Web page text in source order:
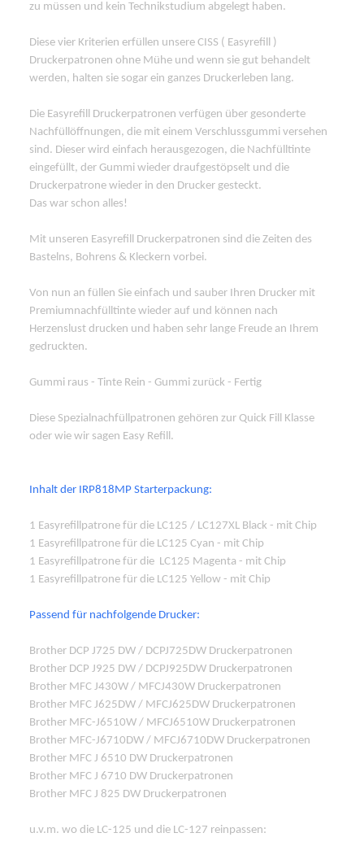
zu müssen und kein Technikstudium abgelegt haben.
Diese vier Kriterien erfüllen unsere CISS ( Easyrefill )
Druckerpatronen ohne Mühe und wenn sie gut behandelt
werden, halten sie sogar ein ganzes Druckerleben lang.
Die Easyrefill Druckerpatronen verfügen über gesonderte
Nachfüllöffnungen, die mit einem Verschlussgummi versehen
sind. Dieser wird einfach herausgezogen, die Nachfülltinte
eingefüllt, der Gummi wieder draufgestöpselt und die
Druckerpatrone wieder in den Drucker gesteckt.
Das war schon alles!
Mit unseren Easyrefill Druckerpatronen sind die Zeiten des
Bastelns, Bohrens & Kleckern vorbei.
Von nun an füllen Sie einfach und sauber Ihren Drucker mit
Premiumnachfülltinte wieder auf und können nach
Herzenslust drucken und haben sehr lange Freude an Ihrem
gedruckten.
Gummi raus - Tinte Rein - Gummi zurück - Fertig
Diese Spezialnachfüllpatronen gehören zur Quick Fill Klasse
oder wie wir sagen Easy Refill.
Inhalt der IRP818MP Starterpackung:
1 Easyrefillpatrone für die LC125 / LC127XL Black - mit Chip
1 Easyrefillpatrone für die LC125 Cyan - mit Chip
1 Easyrefillpatrone für die LC125 Magenta - mit Chip
1 Easyrefillpatrone für die LC125 Yellow - mit Chip
Passend für nachfolgende Drucker:
Brother DCP J725 DW / DCPJ725DW Druckerpatronen
Brother DCP J925 DW / DCPJ925DW Druckerpatronen
Brother MFC J430W / MFCJ430W Druckerpatronen
Brother MFC J625DW / MFCJ625DW Druckerpatronen
Brother MFC-J6510W / MFCJ6510W Druckerpatronen
Brother MFC-J6710DW / MFCJ6710DW Druckerpatronen
Brother MFC J 6510 DW Druckerpatronen
Brother MFC J 6710 DW Druckerpatronen
Brother MFC J 825 DW Druckerpatronen
u.v.m. wo die LC-125 und die LC-127 reinpassen: